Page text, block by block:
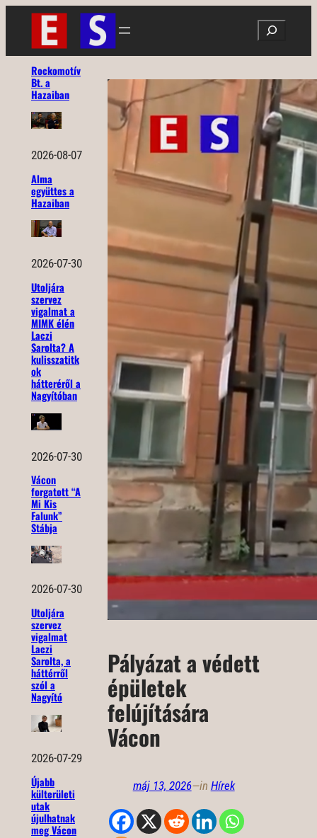
Ugrás
tartalomhoz
Search
Rockomotív
Bt. a
Hazaiban
2026-08-07
Alma
együttes a
Hazaiban
2026-07-30
Utoljára
szervez
vigalmat a
MIMK élén
Laczi
Sarolta? A
kulisszatitk
ok
hátteréről a
Nagyítóban
2026-07-30
Vácon
forgatott “A
Mi Kis
Falunk”
Stábja
2026-07-30
Utoljára
szervez
vigalmat
Laczi
Sarolta, a
háttérről
szól a
Nagyító
2026-07-29
Újabb
külterületi
utak
újulhatnak
meg Vácon
Pályázat a védett
épületek
felújítására
Vácon
máj 13, 2026—in Hírek